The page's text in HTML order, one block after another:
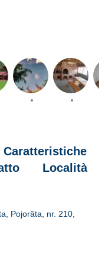
Caratteristiche
Località
, Pojorâta, nr. 210,